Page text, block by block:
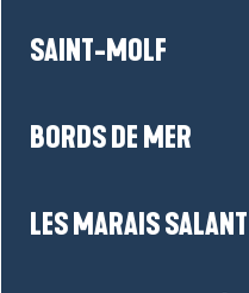
SAINT-MOLF
BORDS DE MER
LES MARAIS
St Josset